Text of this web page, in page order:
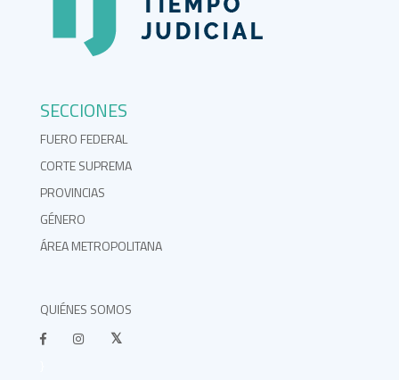
SECCIONES
FUERO FEDERAL
CORTE SUPREMA
PROVINCIAS
GÉNERO
ÁREA METROPOLITANA
QUIÉNES SOMOS